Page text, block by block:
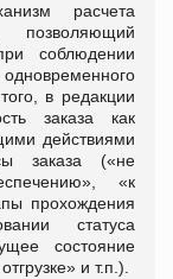
расчета
позволяющий
соблюдении
в редакции
заказа как
действиями
заказа («не
«к
прохождения
статуса
состояние
и т.п.).